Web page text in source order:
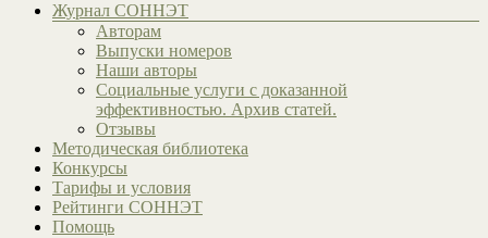
Журнал СОННЭТ
Авторам
Выпуски номеров
Наши авторы
Социальные услуги с доказанной
эффективностью. Архив статей.
Отзывы
Методическая библиотека
Конкурсы
Тарифы и условия
Рейтинги СОННЭТ
Помощь